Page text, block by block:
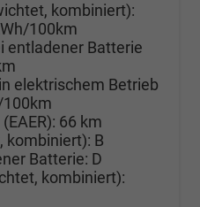
kombiniert):
100km
entladener Batterie
elektrischem Betrieb
100km
66 km
kombiniert): B
Batterie: D
kombiniert):